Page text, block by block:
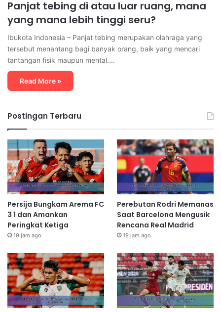
Panjat tebing di atau luar ruang, mana
yang mana lebih tinggi seru?
Ibukota Indonesia – Panjat tebing merupakan olahraga yang
tersebut menantang bagi banyak orang, baik yang mencari
tantangan fisik maupun mental.…
Read More »
Postingan Terbaru
Persija Bungkam Arema FC
3 1 dan Amankan
Peringkat Ketiga
19 jam ago
Perebutan Rodri Memanas
Saat Barcelona Mengusik
Rencana Real Madrid
19 jam ago